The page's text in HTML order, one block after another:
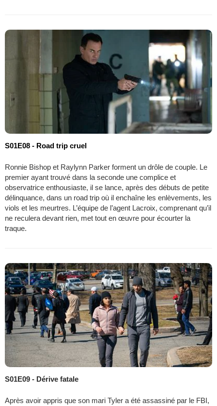
S01E08 - Road trip cruel
Ronnie Bishop et Raylynn Parker forment un drôle de couple. Le
premier ayant trouvé dans la seconde une complice et
observatrice enthousiaste, il se lance, après des débuts de petite
délinquance, dans un road trip où il enchaîne les enlèvements, les
viols et les meurtres. L’équipe de l’agent Lacroix, comprenant qu’il
ne reculera devant rien, met tout en œuvre pour écourter la
traque.
S01E09 - Dérive fatale
Après avoir appris que son mari Tyler a été assassiné par le FBI,